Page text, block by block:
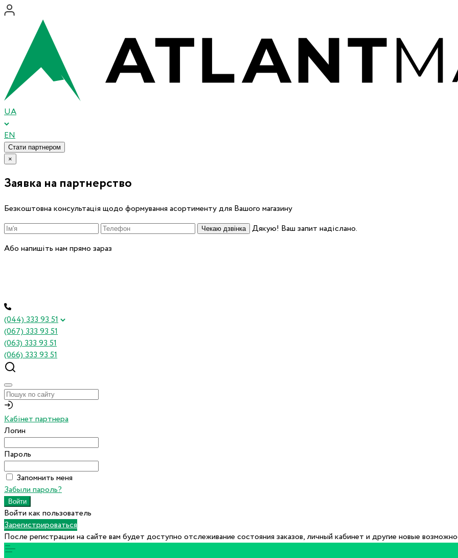
UA
EN
Стати партнером
×
Заявка на партнерство
Безкоштовна консультація щодо формування асортименту для Вашого магазину
Чекаю дзвінка
Дякую! Ваш запит надіслано.
Або напишіть нам прямо зараз
(044) 333 93 51
(067) 333 93 51
(063) 333 93 51
(066) 333 93 51
Кабінет партнера
Логин
Пароль
Запомнить меня
Забыли пароль?
Войти как пользователь
Зарегистрироваться
После регистрации на сайте вам будет доступно отслеживание состояния заказов, личный кабинет и другие новые